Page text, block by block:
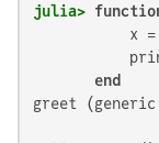
julia>
           x =
end
greet